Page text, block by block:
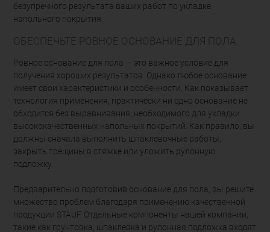
безупречного результата ваших работ по укладке
напольного покрытия.
ОБЕСПЕЧЬТЕ РОВНОЕ ОСНОВАНИЕ ДЛЯ ПОЛА
Ровное основание для пола — это важное условие для
получения хороших результатов. Однако любое основание
имеет свои характеристики и особенности. Как показывает
технология применения, практически ни одно основание не
обходится без выравнивания, необходимого для укладки
высококачественных напольных покрытий. Как правило, вы
должны сначала выполнить шпаклевочные работы,
закрыть трещины в стяжке или уложить рулонную
подложку.
Предварительно подготовив основание для пола, вы решите
множество проблем благодаря применению качественной
продукции STAUF. Отдельные компоненты нашей компании,
такие как грунтовка, шпаклевка и рулонная подложка входят